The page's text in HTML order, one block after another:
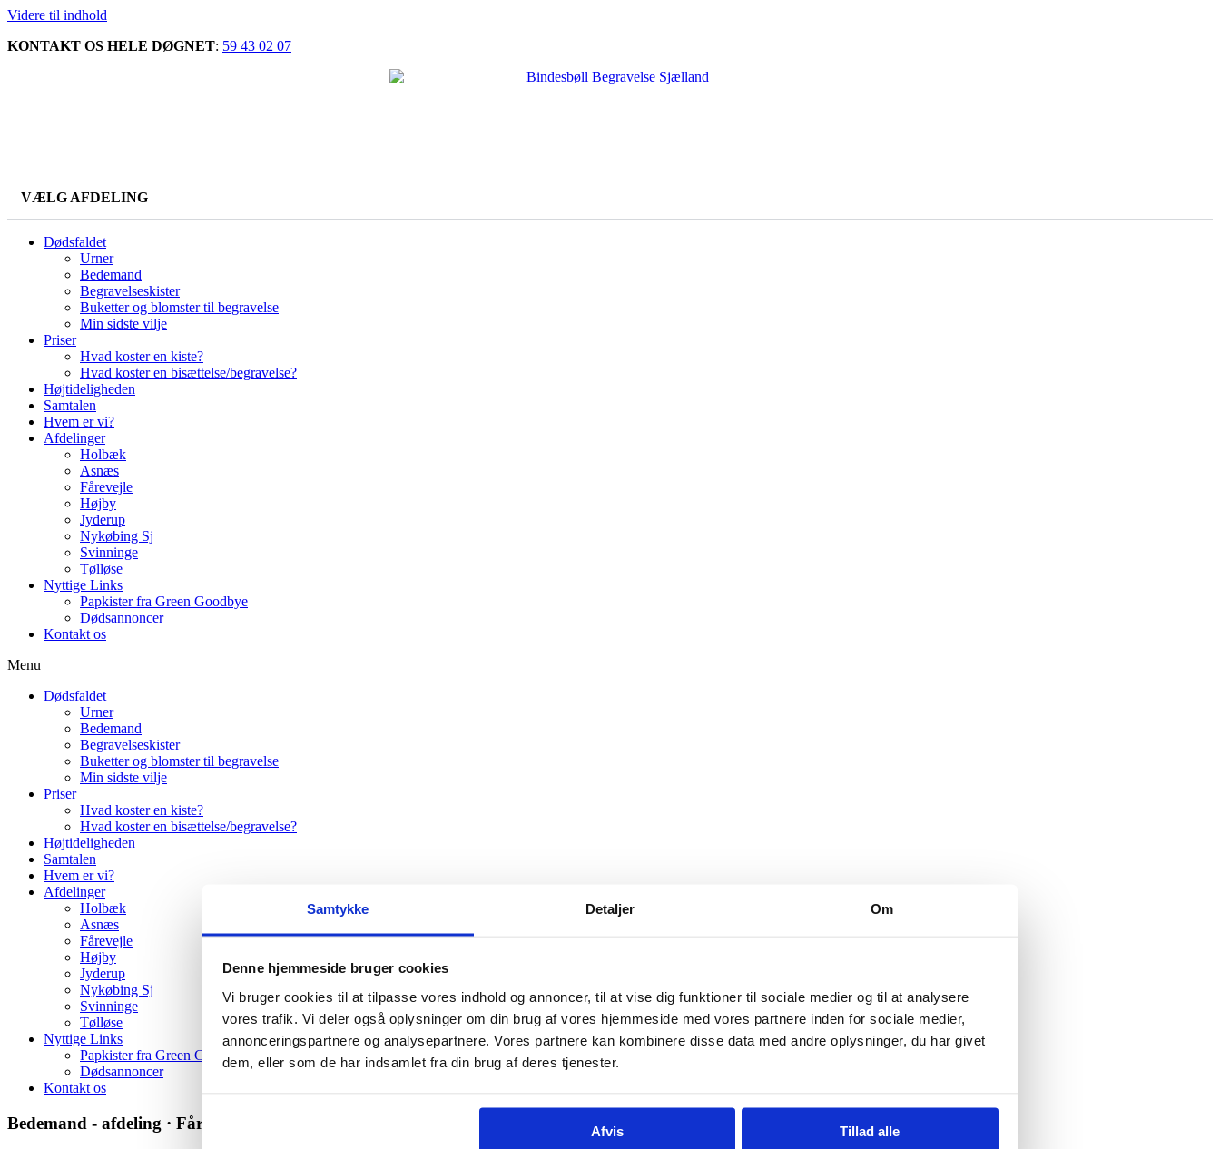
Samtykke Detaljer Om
Denne hjemmeside bruger cookies
Vi bruger cookies til at tilpasse vores indhold og annoncer, til at vise dig funktioner til sociale medier og til at analysere
vores trafik. Vi deler også oplysninger om din brug af vores hjemmeside med vores partnere inden for sociale medier,
annonceringspartnere og analysepartnere. Vores partnere kan kombinere disse data med andre oplysninger, du har givet
dem, eller som de har indsamlet fra din brug af deres tjenester.
Afvis Tillad alle
Videre til indhold
KONTAKT OS HELE DØGNET: 59 43 02 07
VÆLG AFDELING
Dødsfaldet
Urner
Bedemand
Begravelseskister
Buketter og blomster til begravelse
Min sidste vilje
Priser
Hvad koster en kiste?
Hvad koster en bisættelse/begravelse?
Højtideligheden
Samtalen
Hvem er vi?
Afdelinger
Holbæk
Asnæs
Fårevejle
Højby
Jyderup
Nykøbing Sj
Svinninge
Tølløse
Nyttige Links
Papkister fra Green Goodbye
Dødsannoncer
Kontakt os
Menu
Dødsfaldet
Urner
Bedemand
Begravelseskister
Buketter og blomster til begravelse
Min sidste vilje
Priser
Hvad koster en kiste?
Hvad koster en bisættelse/begravelse?
Højtideligheden
Samtalen
Hvem er vi?
Afdelinger
Holbæk
Asnæs
Fårevejle
Højby
Jyderup
Nykøbing Sj
Svinninge
Tølløse
Nyttige Links
Papkister fra Green Goodbye
Dødsannoncer
Kontakt os
Bedemand - afdeling · Fårevejle